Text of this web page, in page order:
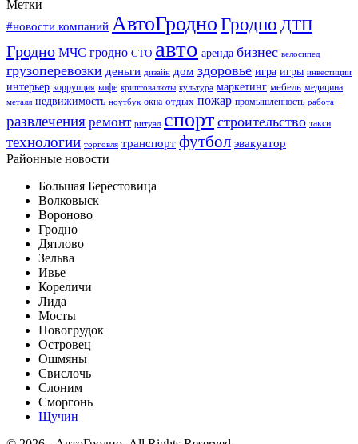
Метки
#новости компаний АвтоГродноГродно ДТП
Гродно МЧС гродно СТО авто аренда бизнес велосипед
грузоперевозки деньги дизайн дом здоровье игра игры инвестиции
интерьер коррупция кофе криптовалюты культура маркетинг мебель медицина
металл недвижимость ноутбук окна отдых пожар промышленность работа
развлечения ремонт ритуал спорт строительство такси
технологии торговля транспорт футбол эвакуатор
Районные новости
Большая Берестовица
Волковыск
Вороново
Гродно
Дятлово
Зельва
Ивье
Кореличи
Лида
Мосты
Новогрудок
Островец
Ошмяны
Свислочь
Слоним
Сморгонь
Щучин